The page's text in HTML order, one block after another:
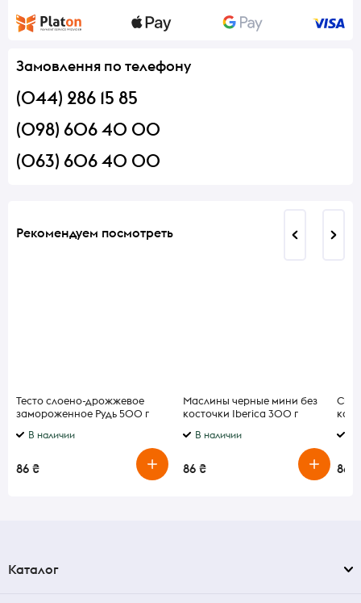
Замовлення по телефону
(044) 286 15 85
(098) 606 40 00
(063) 606 40 00
Рекомендуем посмотреть
Тесто слоено-дрожжевое
замороженное Рудь 500 г
В наличии
86 ₴
Маслины черные мини без
косточки Iberica 300 г
В наличии
86 ₴
Сыр
86 ₴
Каталог